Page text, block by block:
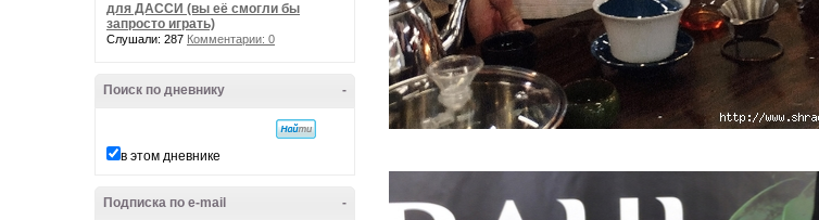
для ДАССИ (вы её смогли бы
запросто играть)
Слушали: 287 Комментарии: 0
-
Поиск по дневнику
в этом дневнике
-
Подписка по e-mail